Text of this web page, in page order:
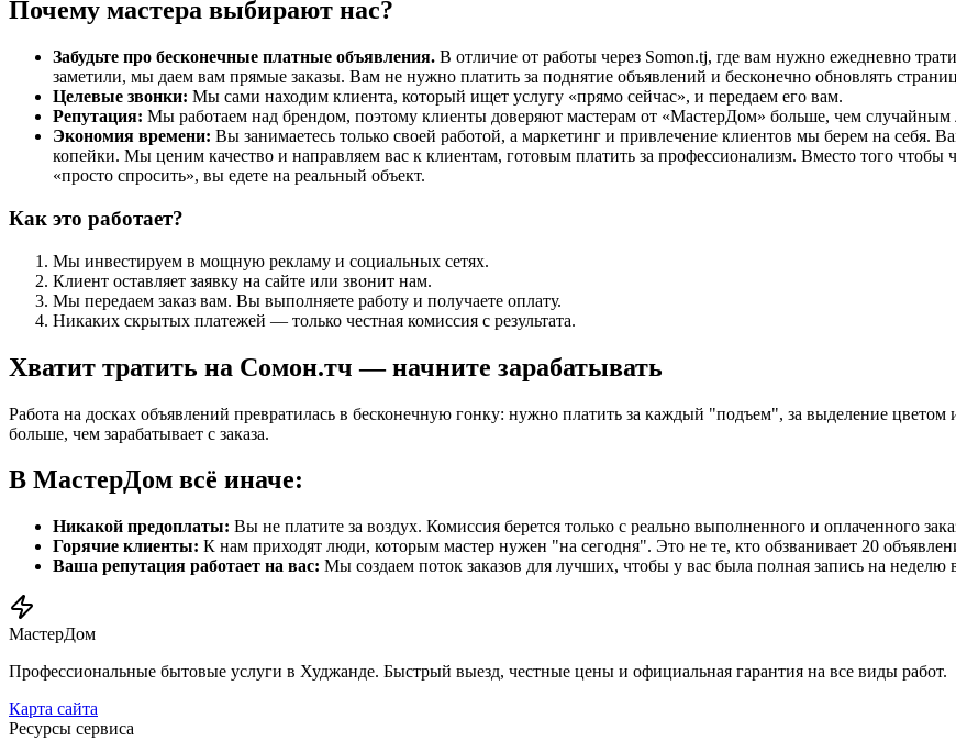
Почему мастера выбирают нас?
Забудьте про бесконечные платные объявления. В отличие от работы через Somon.tj, где вам нужно ежедневно
заметили, мы даем вам прямые заказы. Вам не нужно платить за поднятие объявлений и бесконечно обновлять
Целевые звонки: Мы сами находим клиента, который ищет услугу «прямо сейчас», и передаем его вам.
Репутация: Мы работаем над брендом, поэтому клиенты доверяют мастерам от «МастерДом» больше, чем случайным
Экономия времени: Вы занимаетесь только своей работой, а маркетинг и привлечение клиентов мы берем на себя.
копейки. Мы ценим качество и направляем вас к клиентам, готовым платить за профессионализм. Вместо того чтобы
«просто спросить», вы едете на реальный объект.
Как это работает?
Мы инвестируем в мощную рекламу и социальных сетях.
Клиент оставляет заявку на сайте или звонит нам.
Мы передаем заказ вам. Вы выполняете работу и получаете оплату.
Никаких скрытых платежей — только честная комиссия с результата.
Хватит тратить на Сомон.тч — начните зарабатывать
Работа на досках объявлений превратилась в бесконечную гонку: нужно платить за каждый "подъем", за выделение
больше, чем зарабатывает с заказа.
В МастерДом всё иначе:
Никакой предоплаты: Вы не платите за воздух. Комиссия берется только с реально выполненного и оплаченного
Горячие клиенты: К нам приходят люди, которым мастер нужен "на сегодня". Это не те, кто обзванивает 20
Ваша репутация работает на вас: Мы создаем поток заказов для лучших, чтобы у вас была полная запись на неделю
МастерДом
Профессиональные бытовые услуги в Худжанде. Быстрый выезд, честные цены и официальная гарантия на все виды работ.
Карта сайта
Ресурсы сервиса